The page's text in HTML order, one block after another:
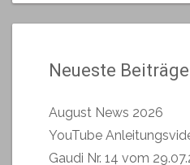
Neueste Beiträge
August News 2026
YouTube
Gaudi Nr. 14 vom